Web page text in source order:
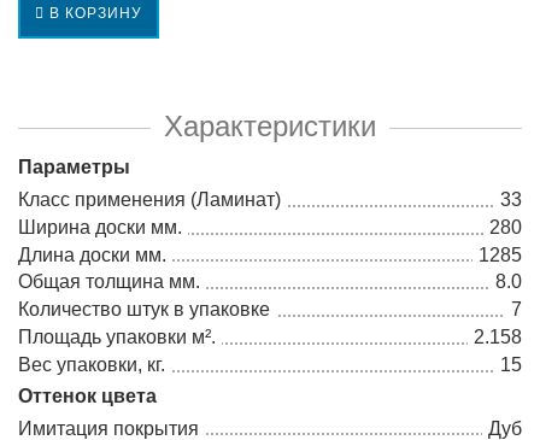
В КОРЗИНУ
Характеристики
Параметры
Класс применения (Ламинат)
33
Ширина доски мм.
280
Длина доски мм.
1285
Общая толщина мм.
8.0
Количество штук в упаковке
7
Площадь упаковки м².
2.158
Вес упаковки, кг.
15
Оттенок цвета
Имитация покрытия
Дуб